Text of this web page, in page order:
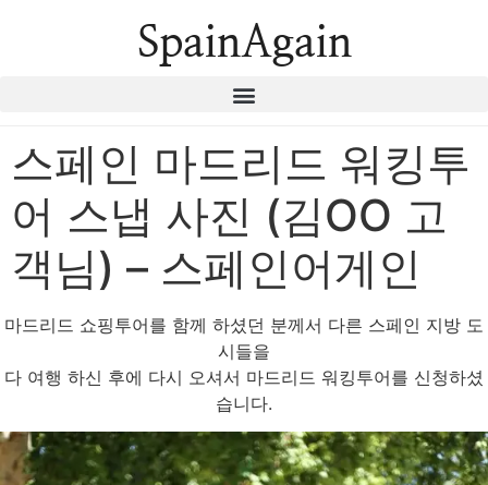
SpainAgain
스페인 마드리드 워킹투
어 스냅 사진 (김OO 고
객님) – 스페인어게인
마드리드 쇼핑투어를 함께 하셨던 분께서 다른 스페인 지방 도
시들을
다 여행 하신 후에 다시 오셔서 마드리드 워킹투어를 신청하셨
습니다.